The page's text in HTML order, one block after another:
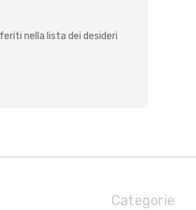
nella lista dei desideri
Categorie